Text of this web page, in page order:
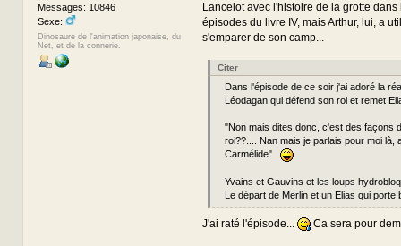
Messages: 10846
Sexe:
Dinosaure de l'animation japonaise, du
Net, et de la connerie.
Lancelot avec l'histoire de la grotte
épisodes du livre IV, mais Arthur, lui, a
s'emparer de son camp...
Citer
Dans l'épisode de ce soir j'ai adoré la
Léodagan qui défend son roi et remet
"Non mais dites donc, c'est des façons
roi??.... Nan mais je parlais pour moi là,
Carmélide"
Yvains et Gauvins et les loups
Le départ de Merlin et un Elias qui porte
J'ai raté l'épisode... Ca sera pour